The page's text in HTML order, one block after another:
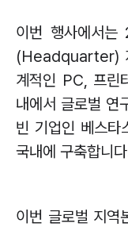
이번 행사에서는
(Headquarter)
계적인 PC, 프린
내에서 글로벌 연
빈 기업인 베스타
국내에 구축합니다
이번 글로벌 지역